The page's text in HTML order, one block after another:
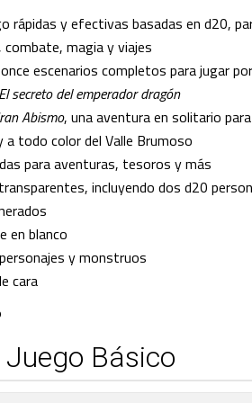
rápidas y efectivas basadas en d20,
combate, magia y viajes
escenarios completos para jugar
El secreto del emperador dragón
Abismo, una aventura en solitario para
a todo color del Valle Brumoso
para aventuras, tesoros y más
incluyendo dos d20
en blanco
y monstruos
cara
Básico